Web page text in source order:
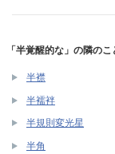
「半覚醒的な」の隣のこ
半襟
半襦袢
半規則変光星
半角